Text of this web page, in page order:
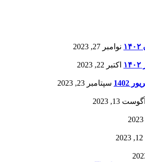
نوامبر 27, 2023
اکتبر 22, 2023
سپتامبر 23, 2023
آگوست 13, 2023